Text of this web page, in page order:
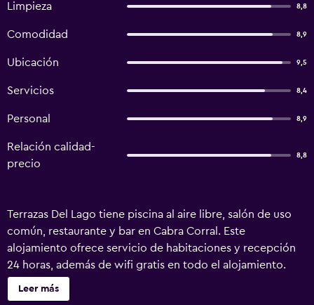
Limpieza 8,8
Comodidad 8,9
Ubicación 9,5
Servicios 8,4
Personal 8,9
Relación calidad-
precio
8,8
Terrazas Del Lago tiene piscina al aire libre, salón de uso
común, restaurante y bar en Cabra Corral. Este
alojamiento ofrece servicio de habitaciones y recepción
24 horas, además de wifi gratis en todo el alojamiento.
Este alojamiento libre de humo está a 27 km de Valle de
Lerma. En el hotel, todas las habitaciones incluyen
Leer más